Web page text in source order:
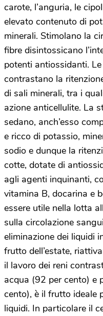
carote, l’anguria, le
elevato contenuto di
minerali. Stimolano la
fibre disintossicano
potenti antiossidanti. Le
contrastano la
di sali minerali, tra i
azione anticellulite. La
sedano, anch’esso
e ricco di potassio,
sodio e dunque la
cotte, dotate di
agli agenti inquinanti,
vitamina B, docarina e
essere utile nella lotta
sulla circolazione
eliminazione dei liquidi
frutto dell’estate,
il lavoro dei reni
acqua (92 per cento) e
cento), è il frutto ideale
liquidi. In particolare il